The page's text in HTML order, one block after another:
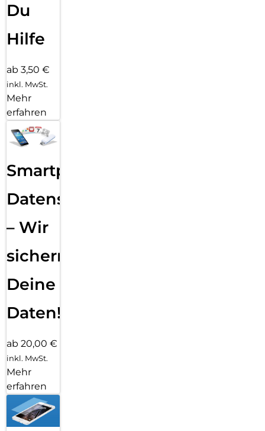
Du
Hilfe
ab 3,50 €
inkl. MwSt.
Mehr
erfahren
Smartphone
Datensicherung
– Wir
sichern
Deine
Daten!
ab 20,00 €
inkl. MwSt.
Mehr
erfahren